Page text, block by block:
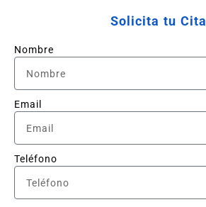
Solicita tu Cita
Nombre
Email
Teléfono